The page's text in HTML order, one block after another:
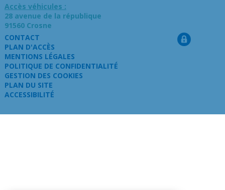
Accès véhicules :
28 avenue de la république
91560 Crosne
CONTACT
PLAN D'ACCÈS
MENTIONS LÉGALES
POLITIQUE DE CONFIDENTIALITÉ
GESTION DES COOKIES
PLAN DU SITE
ACCESSIBILITÉ